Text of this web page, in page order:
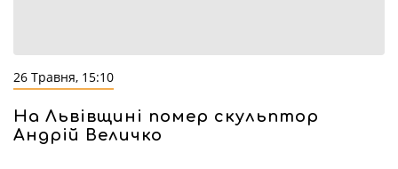
26 Травня, 15:10
На Львівщині помер скульптор
Андрій Величко